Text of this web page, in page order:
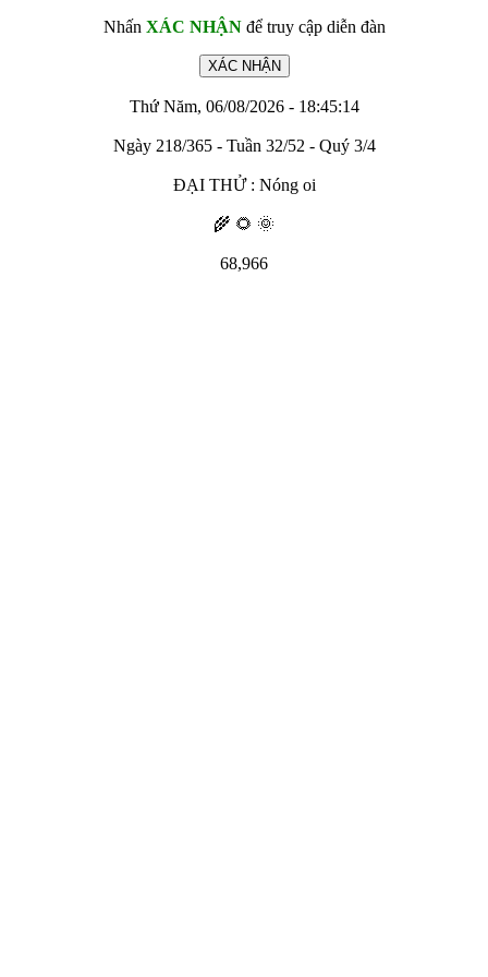
Nhấn XÁC NHẬNđể truy cập diễn đàn
Thứ Năm, 06/08/2026 - 18:45:14
Ngày 218/365 - Tuần 32/52 - Quý 3/4
ĐẠI THỬ : Nóng oi
🌾 🌻 🌞
68,966